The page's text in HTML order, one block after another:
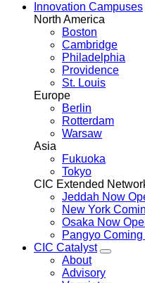
Innovation Campuses
North America
Boston
Cambridge
Philadelphia
Providence
St. Louis
Europe
Berlin
Rotterdam
Warsaw
Asia
Fukuoka
Tokyo
CIC Extended
Jeddah Now
New York
Osaka Now
Pangyo Coming
CIC Catalyst
Toggle
Catalyst
About
Advisory